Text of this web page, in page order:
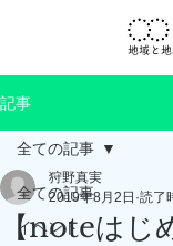
地域と
記事
全ての記事
イベント
全ての記事
【noteはじ
狩野真実
2019年8月2日 読了